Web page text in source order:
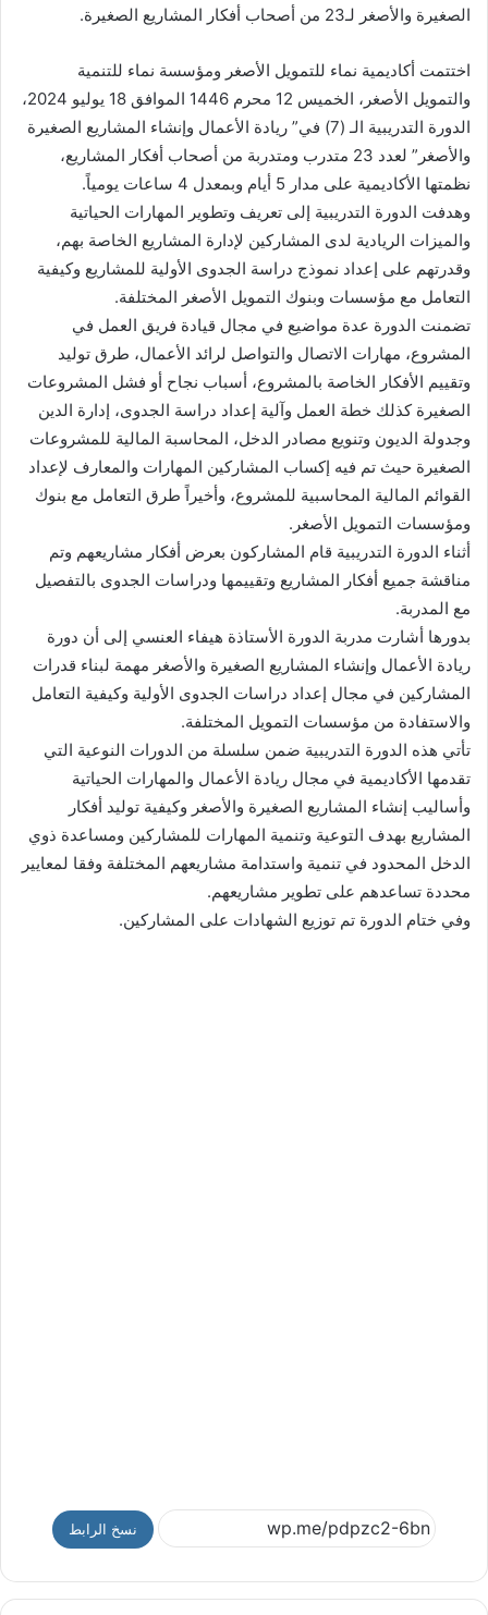
الصغيرة والأصغر لـ23 من أصحاب أفكار المشاريع الصغيرة.
اختتمت أكاديمية نماء للتمويل الأصغر ومؤسسة نماء للتنمية
والتمويل الأصغر، الخميس 12 محرم 1446 الموافق 18 يوليو 2024،
الدورة التدريبية الـ (7) في” ريادة الأعمال وإنشاء المشاريع الصغيرة
والأصغر” لعدد 23 متدرب ومتدربة من أصحاب أفكار المشاريع،
نظمتها الأكاديمية على مدار 5 أيام وبمعدل 4 ساعات يومياً.
وهدفت الدورة التدريبية إلى تعريف وتطوير المهارات الحياتية
والميزات الريادية لدى المشاركين لإدارة المشاريع الخاصة بهم،
وقدرتهم على إعداد نموذج دراسة الجدوى الأولية للمشاريع وكيفية
التعامل مع مؤسسات وبنوك التمويل الأصغر المختلفة.
تضمنت الدورة عدة مواضيع في مجال قيادة فريق العمل في
المشروع، مهارات الاتصال والتواصل لرائد الأعمال، طرق توليد
وتقييم الأفكار الخاصة بالمشروع، أسباب نجاح أو فشل المشروعات
الصغيرة كذلك خطة العمل وآلية إعداد دراسة الجدوى، إدارة الدين
وجدولة الديون وتنويع مصادر الدخل، المحاسبة المالية للمشروعات
الصغيرة حيث تم فيه إكساب المشاركين المهارات والمعارف لإعداد
القوائم المالية المحاسبية للمشروع، وأخيراً طرق التعامل مع بنوك
ومؤسسات التمويل الأصغر.
أثناء الدورة التدريبية قام المشاركون بعرض أفكار مشاريعهم وتم
مناقشة جميع أفكار المشاريع وتقييمها ودراسات الجدوى بالتفصيل
مع المدربة.
بدورها أشارت مدربة الدورة الأستاذة هيفاء العنسي إلى أن دورة
ريادة الأعمال وإنشاء المشاريع الصغيرة والأصغر مهمة لبناء قدرات
المشاركين في مجال إعداد دراسات الجدوى الأولية وكيفية التعامل
والاستفادة من مؤسسات التمويل المختلفة.
تأتي هذه الدورة التدريبية ضمن سلسلة من الدورات النوعية التي
تقدمها الأكاديمية في مجال ريادة الأعمال والمهارات الحياتية
وأساليب إنشاء المشاريع الصغيرة والأصغر وكيفية توليد أفكار
المشاريع بهدف التوعية وتنمية المهارات للمشاركين ومساعدة ذوي
الدخل المحدود في تنمية واستدامة مشاريعهم المختلفة وفقا لمعايير
محددة تساعدهم على تطوير مشاريعهم.
وفي ختام الدورة تم توزيع الشهادات على المشاركين.
نسخ الرابط